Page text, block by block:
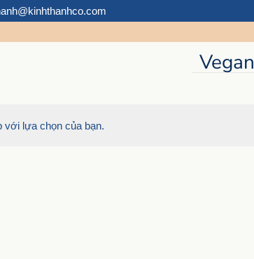
Vegan
với lựa chọn của bạn.